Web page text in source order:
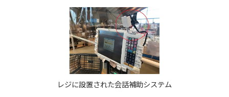
レジに設置された会話補助システム